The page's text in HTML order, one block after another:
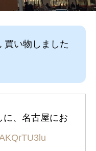
買い物しました
に、名古屋にお